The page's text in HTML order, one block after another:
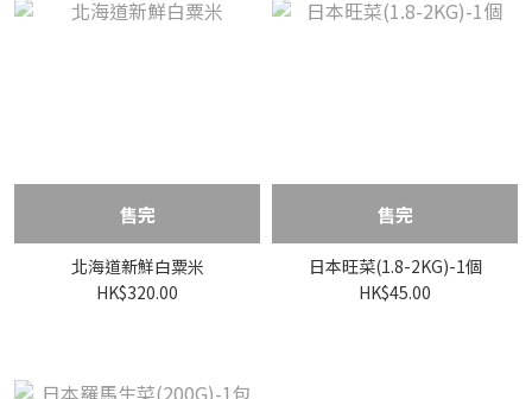
售完
北海道新鮮白粟米
HK$320.00
售完
日本旺菜(1.8-2KG)-1個
HK$45.00